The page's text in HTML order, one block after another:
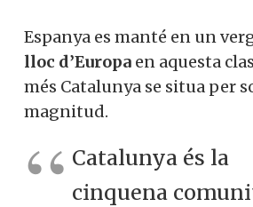
Espanya es manté en un
lloc d’Europa en aquesta
més Catalunya se situa per
magnitud.
Catalunya és la
cinquena